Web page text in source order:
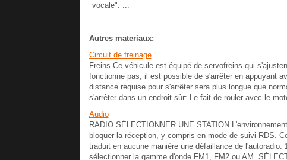
vocale". ...
Autres materiaux:
Circuit de freinage
Freins Ce véhicule est équipé de servofreins qui
fonctionne pas, il est possible de s'arrêter en appuyant
distance requise pour s'arrêter sera plus longue que
s'arrêter dans un endroit sûr: Le fait de rouler avec le
Audio
RADIO SÉLECTIONNER UNE STATION
bloquer la réception, y compris en mode de suivi RDS.
traduit en aucune manière une défaillance de
sélectionner la gamme d'onde FM1, FM2 ou AM.